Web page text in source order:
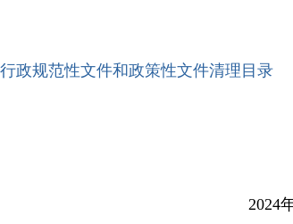
政规范性文件和政策性文件清理目录
2024年12月